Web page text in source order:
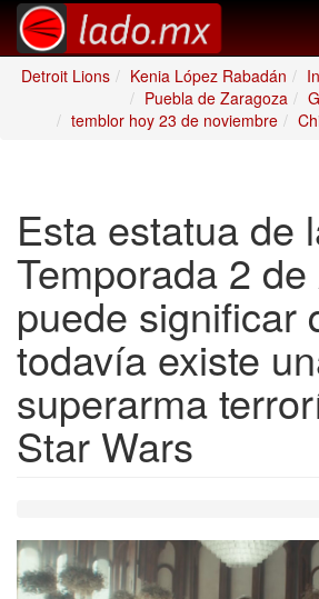
Detroit Lions
Kenia López Rabadán
Puebla de Zaragoza
temblor hoy 23 de noviembre
Esta estatua de
Temporada 2
puede significar
todavía existe
superarma
Star Wars